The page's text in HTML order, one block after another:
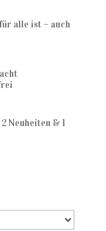
alle ist – auch
Neuheiten & 1